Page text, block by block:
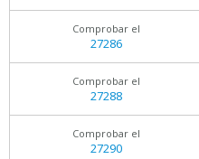
Comprobar el
27286
Comprobar el
27288
Comprobar el
27290